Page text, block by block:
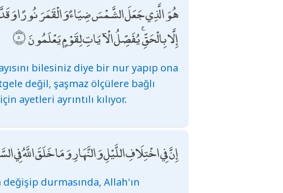
هُوَ الَّذِي جَعَلَ الشَّمْسَ ضِيَاءً وَالْقَمَرَ نُورًا
إِلَّا بِالْحَقِّ ۚ يُفَصِّلُ الْآيَاتِ لِقَوْمٍ يَعْلَمُونَ
bilesiniz diye bir nur yapıp ona
değil, şaşmaz ölçülere bağlı
ayetleri ayrıntılı kılıyor.
إِنَّ فِي اخْتِلَافِ اللَّيْلِ وَالنَّهَارِ وَمَا خَلَقَ اللَّهُ
durmasında, Allah'ın